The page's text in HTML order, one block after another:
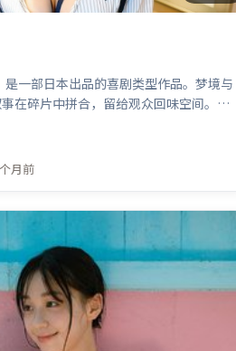
一部日本出品的喜剧类型作品。梦境与
在碎片中拼合，留给观众回味空间。高
情绪释放与主题回扣同时完成。由丹尼
汤姆·哈迪、刘亦菲、章子怡，赵丽
演。影片于2025年11月20日（日本）在
月前